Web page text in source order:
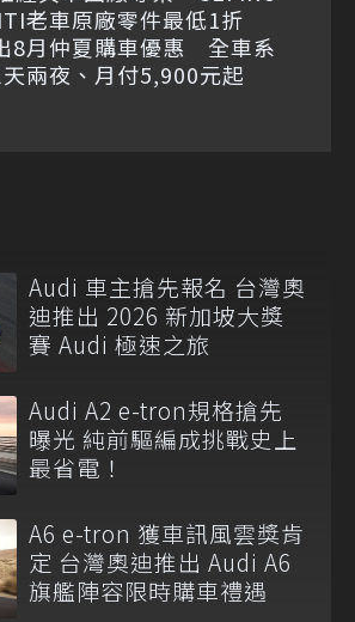
老車原廠零件最低1折
8月仲夏購車優惠 全車系
兩夜、月付5,900元起
Audi 車主搶先報名 台灣奧
迪推出 2026 新加坡大獎
賽 Audi 極速之旅
Audi A2 e-tron規格搶先
曝光 純前驅編成挑戰史上
最省電！
A6 e-tron 獲車訊風雲獎肯
定 台灣奧迪推出 Audi A6
旗艦陣容限時購車禮遇